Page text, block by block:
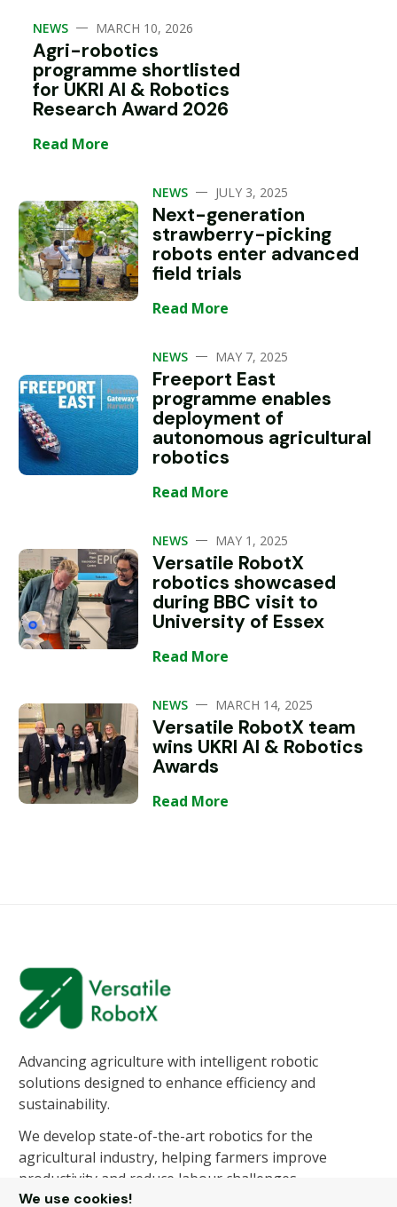
NEWS — MARCH 10, 2026
Agri-robotics
programme shortlisted
for UKRI AI & Robotics
Research Award 2026
Read More
NEWS — JULY 3, 2025
Next-generation
strawberry-picking
robots enter advanced
field trials
Read More
NEWS — MAY 7, 2025
Freeport East
programme enables
deployment of
autonomous agricultural
robotics
Read More
NEWS — MAY 1, 2025
Versatile RobotX
robotics showcased
during BBC visit to
University of Essex
Read More
NEWS — MARCH 14, 2025
Versatile RobotX team
wins UKRI AI & Robotics
Awards
Read More
Advancing agriculture with intelligent robotic
solutions designed to enhance efficiency and
sustainability.
We develop state-of-the-art robotics for the
agricultural industry, helping farmers improve
productivity and reduce labour challenges.
We use cookies!